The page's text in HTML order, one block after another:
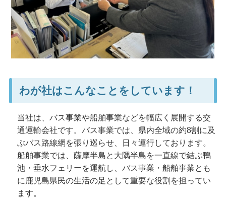
わが社はこんなことをしています！
当社は、バス事業や船舶事業などを幅広く展開する交
通運輸会社です。バス事業では、県内全域の約8割に及
ぶバス路線網を張り巡らせ、日々運行しております。
船舶事業では、薩摩半島と大隅半島を一直線で結ぶ鴨
池・垂水フェリーを運航し、バス事業・船舶事業とも
に鹿児島県民の生活の足として重要な役割を担ってい
ます。